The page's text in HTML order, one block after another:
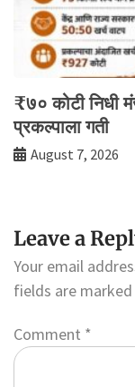
₹७० कोटी निधी
प्रकल्पाला गती
August 7, 2026
Leave a
Your email
fields are marked
Comment *